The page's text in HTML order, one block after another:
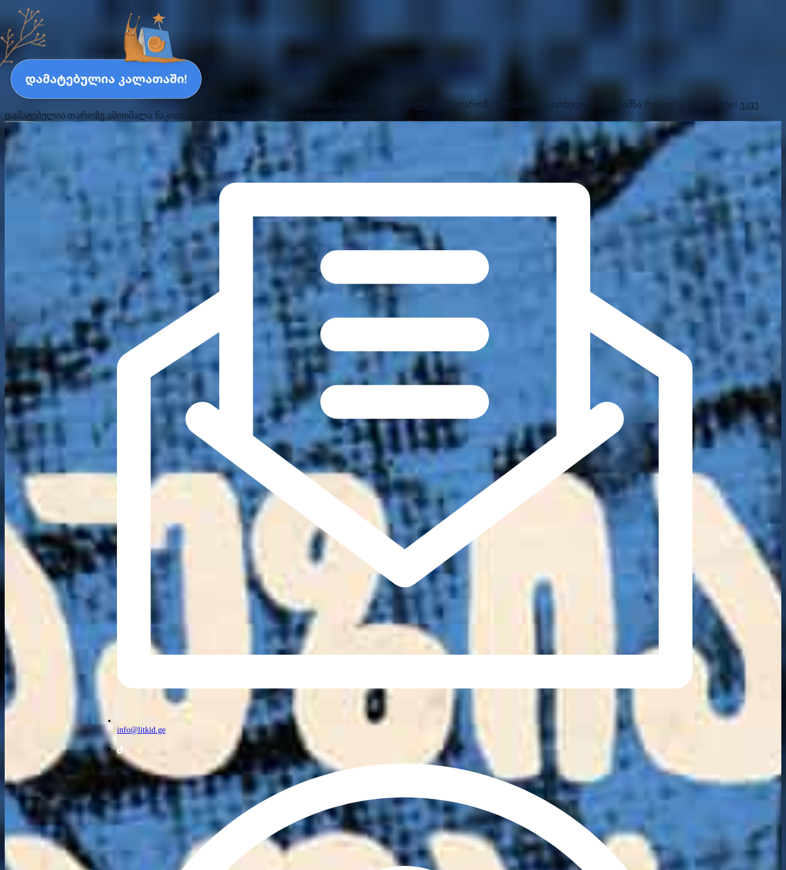
მარაგში არ არის საკმარისი რაოდენობა დამატებულია თაროზე მოინიშნა წაკითხულად! მოინიშნა როგორც ფავორიტი! უკვე
დამატებულია თაროზე ამოიშალა წაკითხულების სიიდან! ამოიშალა ფავორიტების სიიდან!
info@litkid.ge